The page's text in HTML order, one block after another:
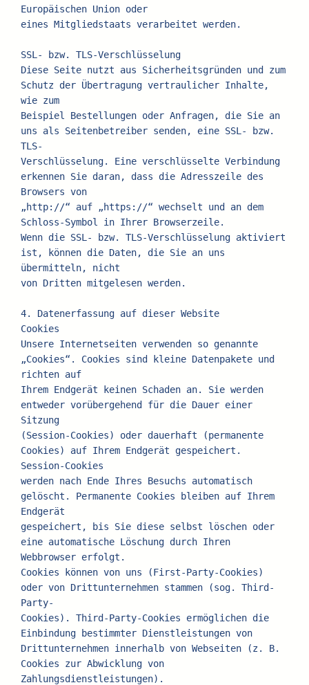
Europäischen Union oder
eines Mitgliedstaats verarbeitet werden.
SSL- bzw. TLS-Verschlüsselung
Diese Seite nutzt aus Sicherheitsgründen und zum
Schutz der Übertragung vertraulicher Inhalte,
wie zum
Beispiel Bestellungen oder Anfragen, die Sie an
uns als Seitenbetreiber senden, eine SSL- bzw.
TLS-
Verschlüsselung. Eine verschlüsselte Verbindung
erkennen Sie daran, dass die Adresszeile des
Browsers von
„http://“ auf „https://“ wechselt und an dem
Schloss-Symbol in Ihrer Browserzeile.
Wenn die SSL- bzw. TLS-Verschlüsselung aktiviert
ist, können die Daten, die Sie an uns
übermitteln, nicht
von Dritten mitgelesen werden.
4. Datenerfassung auf dieser Website
Cookies
Unsere Internetseiten verwenden so genannte
„Cookies“. Cookies sind kleine Datenpakete und
richten auf
Ihrem Endgerät keinen Schaden an. Sie werden
entweder vorübergehend für die Dauer einer
Sitzung
(Session-Cookies) oder dauerhaft (permanente
Cookies) auf Ihrem Endgerät gespeichert.
Session-Cookies
werden nach Ende Ihres Besuchs automatisch
gelöscht. Permanente Cookies bleiben auf Ihrem
Endgerät
gespeichert, bis Sie diese selbst löschen oder
eine automatische Löschung durch Ihren
Webbrowser erfolgt.
Cookies können von uns (First-Party-Cookies)
oder von Drittunternehmen stammen (sog. Third-
Party-
Cookies). Third-Party-Cookies ermöglichen die
Einbindung bestimmter Dienstleistungen von
Drittunternehmen innerhalb von Webseiten (z. B.
Cookies zur Abwicklung von
Zahlungsdienstleistungen).